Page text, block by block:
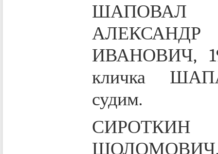
ШАПОВАЛ
АЛЕКСАНДР
ИВАНОВИЧ,
кличка
судим.
ШОЛОМОВИЧ,